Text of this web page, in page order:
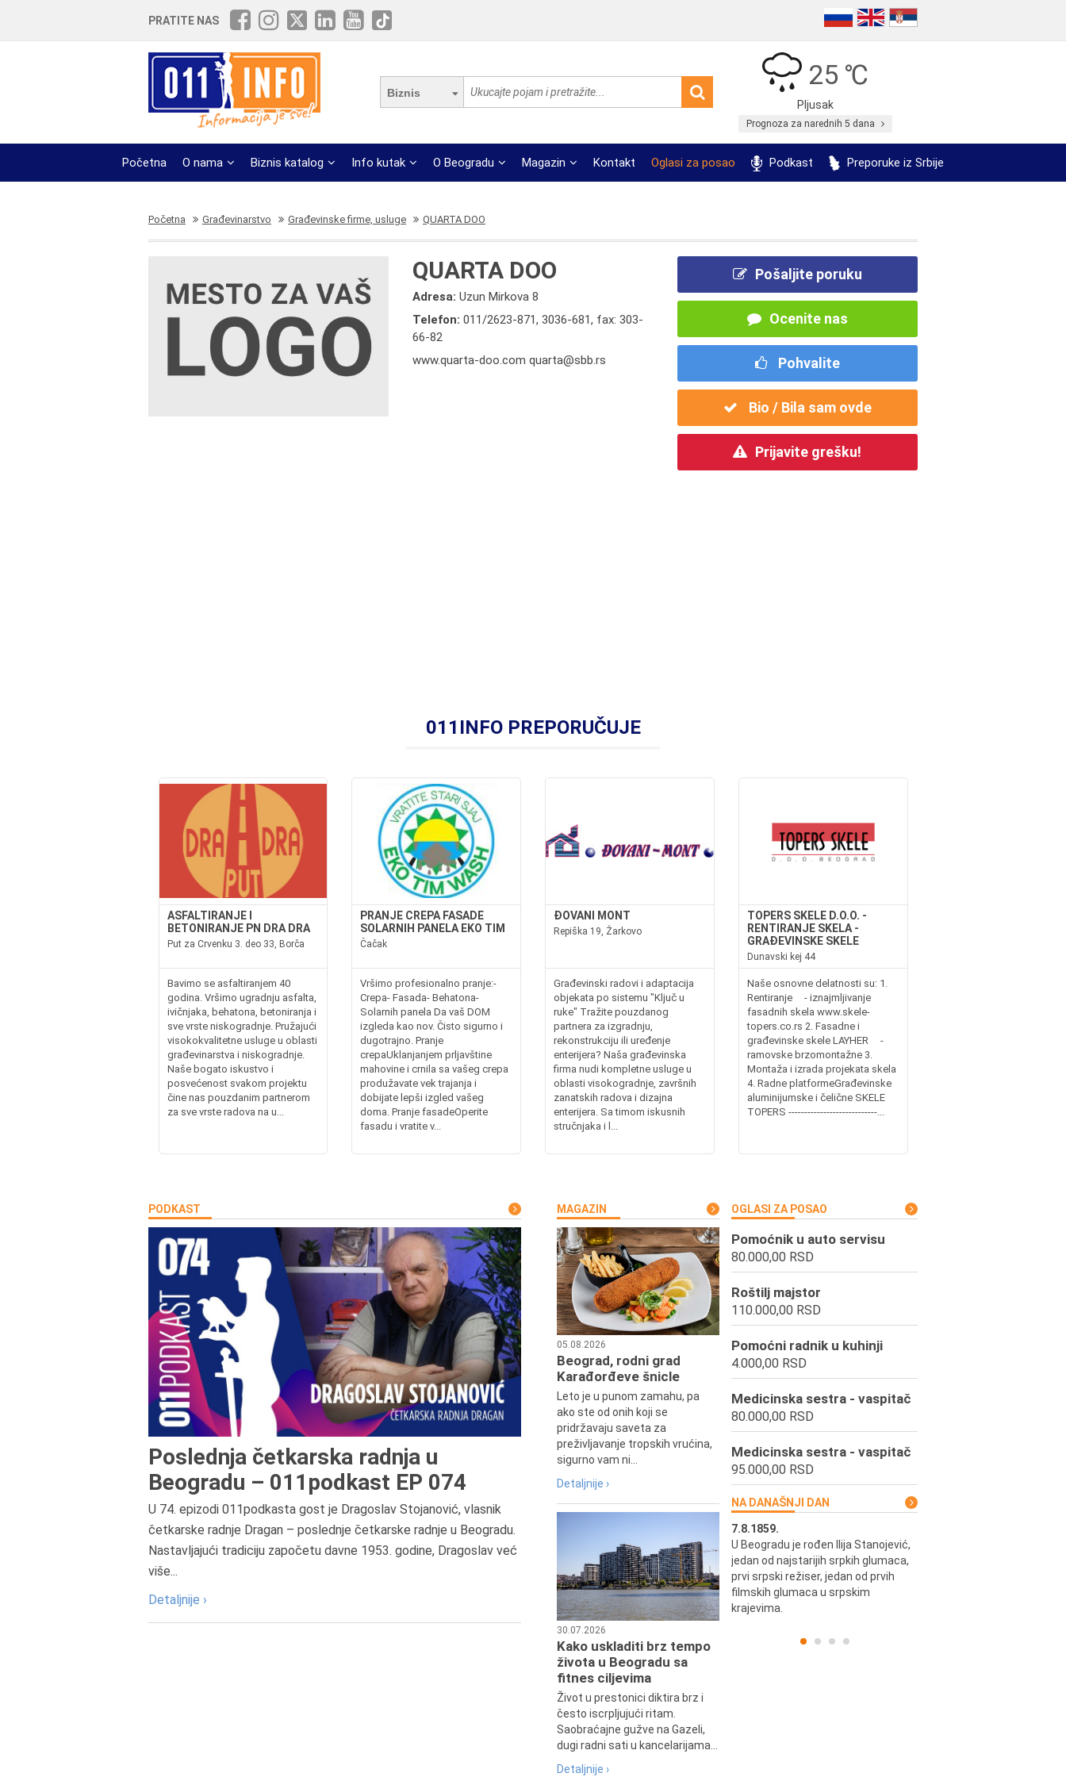
PRATITE NAS
Biznis
25 ℃
Pljusak
Prognoza za narednih 5 dana
Početna O nama Biznis katalog Info kutak O Beogradu Magazin Kontakt Oglasi za posao Podkast Preporuke iz Srbije
Početna Građevinarstvo Građevinske firme, usluge QUARTA DOO
QUARTA DOO
Adresa:Uzun Mirkova 8
Telefon:011/2623-871,3036-681, fax: 303-
66-82
www.quarta-doo.com quarta@sbb.rs
Pošaljite poruku
Ocenite nas
Pohvalite
Bio / Bila sam ovde
Prijavite grešku!
011INFO PREPORUČUJE
ASFALTIRANJE I
BETONIRANJE PN DRA DRA
Put za Crvenku 3. deo 33, Borča
Bavimo se asfaltiranjem 40
godina. Vršimo ugradnju asfalta,
ivičnjaka, behatona, betoniranja i
sve vrste niskogradnje. Pružajući
visokokvalitetne usluge u oblasti
građevinarstva i niskogradnje.
Naše bogato iskustvo i
posvećenost svakom projektu
čine nas pouzdanim partnerom
za sve vrste radova na u...
PRANJE CREPA FASADE
SOLARNIH PANELA EKO TIM
Čačak
Vršimo profesionalno pranje:-
Crepa- Fasada- Behatona-
Solarnih panela Da vaš DOM
izgleda kao nov. Čisto sigurno i
dugotrajno. Pranje
crepaUklanjanjem prljavštine
mahovine i crnila sa vašeg crepa
produžavate vek trajanja i
dobijate lepši izgled vašeg
doma. Pranje fasadeOperite
fasadu i vratite v...
ĐOVANI MONT
Repiška 19, Žarkovo
Građevinski radovi i adaptacija
objekata po sistemu "Ključ u
ruke" Tražite pouzdanog
partnera za izgradnju,
rekonstrukciju ili uređenje
enterijera? Naša građevinska
firma nudi kompletne usluge u
oblasti visokogradnje, završnih
zanatskih radova i dizajna
enterijera. Sa timom iskusnih
stručnjaka i l...
TOPERS SKELE D.O.O. -
RENTIRANJE SKELA -
GRAĐEVINSKE SKELE
Dunavski kej 44
Naše osnovne delatnosti su: 1.
Rentiranje - iznajmljivanje
fasadnih skela www.skele-
topers.co.rs 2. Fasadne i
građevinske skele LAYHER -
ramovske brzomontažne 3.
Montaža i izrada projekata skela
4. Radne platformeGrađevinske
aluminijumske i čelične SKELE
TOPERS ----------------------------...
PODKAST
Poslednja četkarska radnja u
Beogradu – 011podkast EP 074
U 74. epizodi 011podkasta gost je Dragoslav Stojanović, vlasnik
četkarske radnje Dragan – poslednje četkarske radnje u Beogradu.
Nastavljajući tradiciju započetu davne 1953. godine, Dragoslav već
više...
Detaljnije ›
MAGAZIN
05.08.2026
Beograd, rodni grad
Karađorđeve šnicle
Leto je u punom zamahu, pa
ako ste od onih koji se
pridržavaju saveta za
preživljavanje tropskih vrućina,
sigurno vam ni...
Detaljnije ›
30.07.2026
Kako uskladiti brz tempo
života u Beogradu sa
fitnes ciljevima
Život u prestonici diktira brz i
često iscrpljujući ritam.
Saobraćajne gužve na Gazeli,
dugi radni sati u kancelarijama...
Detaljnije ›
OGLASI ZA POSAO
Pomoćnik u auto servisu
80.000,00 RSD
Roštilj majstor
110.000,00 RSD
Pomoćni radnik u kuhinji
4.000,00 RSD
Medicinska sestra - vaspitač
80.000,00 RSD
Medicinska sestra - vaspitač
95.000,00 RSD
NA DANAŠNJI DAN
Preminula je Đurđija Cvetić,
pozorišna, filmska i TV glumica.
7.8.1859.
U Beogradu je rođen Ilija Stanojević,
jedan od najstarijih srpkih glumaca,
prvi srpski režiser, jedan od prvih
filmskih glumaca u srpskim
krajevima.